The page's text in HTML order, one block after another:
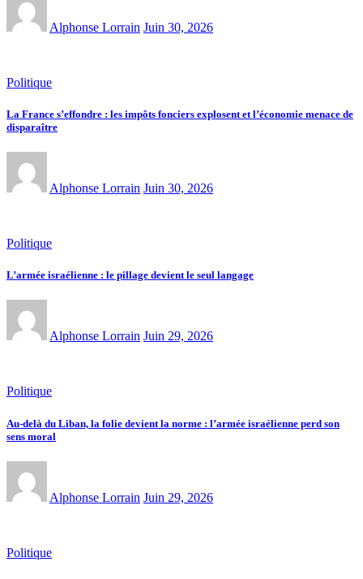
Alphonse Lorrain Juin 30, 2026
Politique
La France s’effondre : les impôts fonciers explosent et l’économie menace de
disparaître
Alphonse Lorrain Juin 30, 2026
Politique
L’armée israélienne : le pillage devient le seul langage
Alphonse Lorrain Juin 29, 2026
Politique
Au-delà du Liban, la folie devient la norme : l’armée israélienne perd son
sens moral
Alphonse Lorrain Juin 29, 2026
Politique